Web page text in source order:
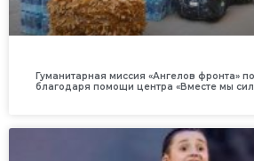
Гуманитарная миссия «Ангелов фронта»
благодаря помощи центра «Вместе мы